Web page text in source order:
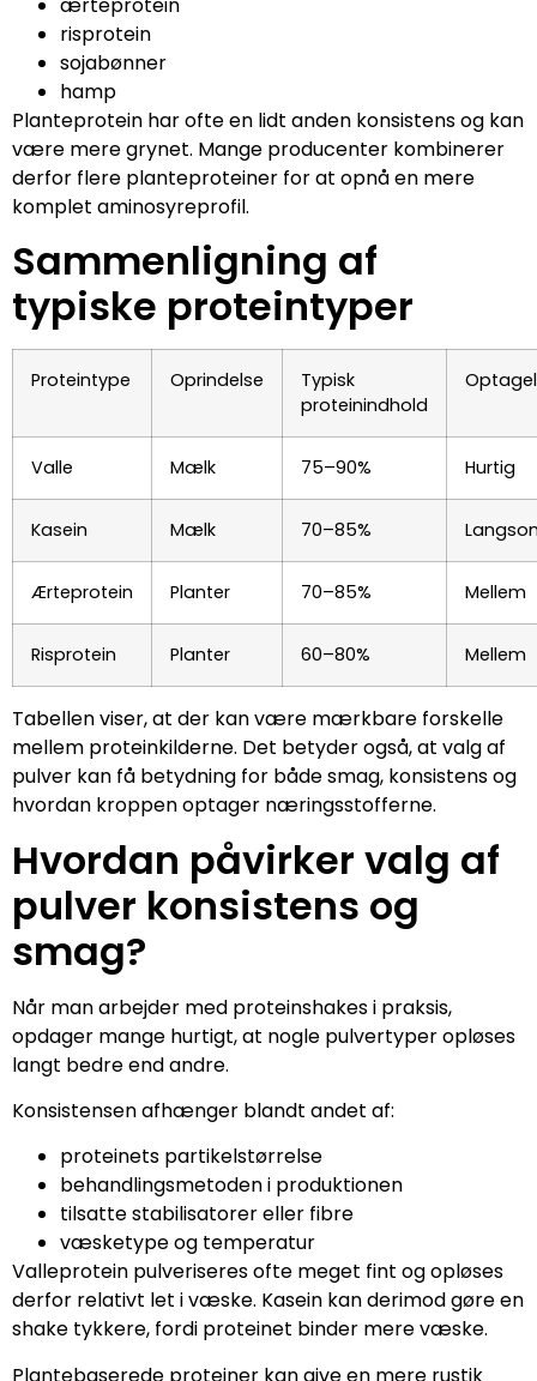
risprotein
sojabønner
hamp
Planteprotein har ofte en lidt anden konsistens og kan
være mere grynet. Mange producenter kombinerer
derfor flere planteproteiner for at opnå en mere
komplet aminosyreprofil.
Sammenligning af
typiske proteintyper
Proteintype Oprindelse
Typisk
proteinindhold
Valle Mælk 75–90% Hurtig
Kasein Mælk 70–85%
Ærteprotein Planter 70–85% Mellem
Risprotein Planter 60–80% Mellem
Tabellen viser, at der kan være mærkbare forskelle
mellem proteinkilderne. Det betyder også, at valg af
pulver kan få betydning for både smag, konsistens og
hvordan kroppen optager næringsstofferne.
Hvordan påvirker valg af
pulver konsistens og
smag?
Når man arbejder med proteinshakes i praksis,
opdager mange hurtigt, at nogle pulvertyper opløses
langt bedre end andre.
Konsistensen afhænger blandt andet af:
proteinets partikelstørrelse
behandlingsmetoden i produktionen
tilsatte stabilisatorer eller fibre
væsketype og temperatur
Valleprotein pulveriseres ofte meget fint og opløses
derfor relativt let i væske. Kasein kan derimod gøre en
shake tykkere, fordi proteinet binder mere væske.
Plantebaserede proteiner kan give en mere rustik